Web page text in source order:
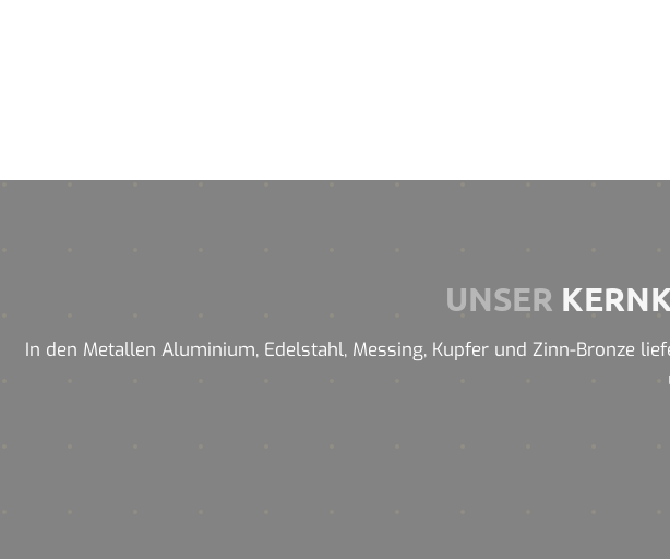
UNSER
In den Metallen Aluminium, Edelstahl, Messing, Kupfer und Zinn-Bronze